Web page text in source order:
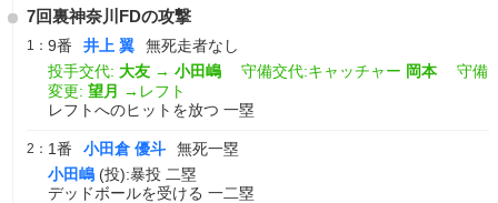
7回裏神奈川FDの攻撃
1： 9番 井上 翼
無死走者なし
投手交代: 大友 → 小田嶋 守備交代:キャッチャー 岡本
守備
変更: 望月
→レフト
レフトへのヒットを放つ 一塁
2： 1番 小田倉 優斗
無死一塁
小田嶋 (投):暴投 二塁
デッドボールを受ける 一二塁